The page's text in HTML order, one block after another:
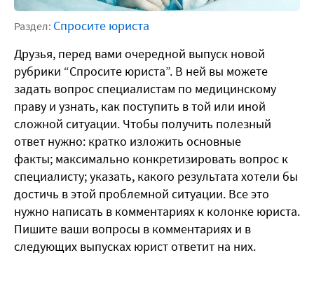
Раздел: Спросите юриста
Друзья, перед вами очередной выпуск новой
рубрики “Спросите юриста”. В ней вы можете
задать вопрос специалистам по медицинскому
праву и узнать, как поступить в той или иной
сложной ситуации. Чтобы получить полезный
ответ нужно: кратко изложить основные
факты; максимально конкретизировать вопрос к
специалисту; указать, какого результата хотели бы
достичь в этой проблемной ситуации. Все это
нужно написать в комментариях к колонке юриста.
Пишите ваши вопросы в комментариях и в
следующих выпусках юрист ответит на них.